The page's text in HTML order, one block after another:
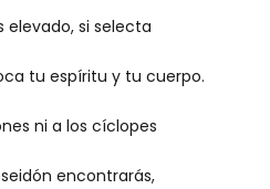
elevado, si selecta
tu espíritu y tu cuerpo.
ni a los cíclopes
encontrarás,